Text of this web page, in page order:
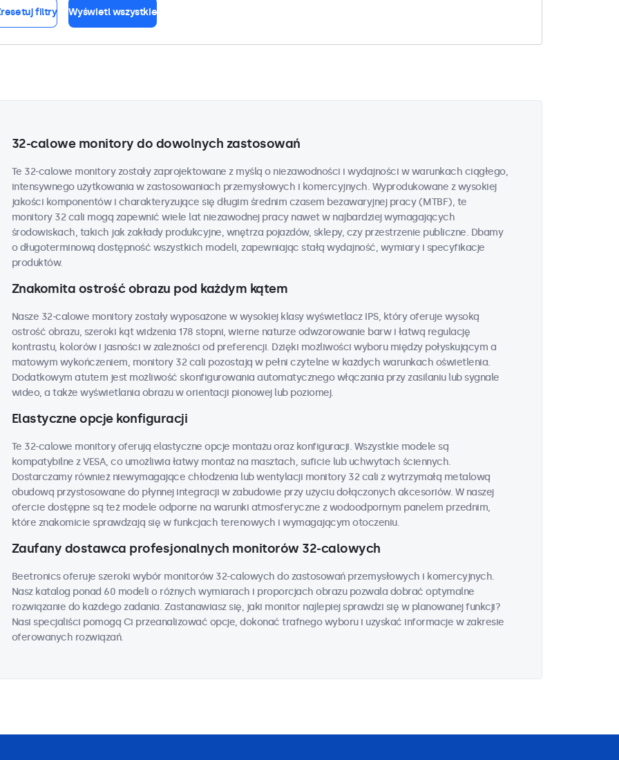
filtry Wyświetl wszystkie
32-calowe monitory do dowolnych zastosowań
Te 32-calowe monitory zostały zaprojektowane z myślą o niezawodności i wydajności w warunkach ciągłego,
intensywnego użytkowania w zastosowaniach przemysłowych i komercyjnych. Wyprodukowane z wysokiej
jakości komponentów i charakteryzujące się długim średnim czasem bezawaryjnej pracy (MTBF), te
monitory 32 cali mogą zapewnić wiele lat niezawodnej pracy nawet w najbardziej wymagających
środowiskach, takich jak zakłady produkcyjne, wnętrza pojazdów, sklepy, czy przestrzenie publiczne. Dbamy
o długoterminową dostępność wszystkich modeli, zapewniając stałą wydajność, wymiary i specyfikacje
produktów.
Znakomita ostrość obrazu pod każdym kątem
Nasze 32-calowe monitory zostały wyposażone w wysokiej klasy wyświetlacz IPS, który oferuje wysoką
ostrość obrazu, szeroki kąt widzenia 178 stopni, wierne naturze odwzorowanie barw i łatwą regulację
kontrastu, kolorów i jasności w zależności od preferencji. Dzięki możliwości wyboru między połyskującym a
matowym wykończeniem, monitory 32 cali pozostają w pełni czytelne w każdych warunkach oświetlenia.
Dodatkowym atutem jest możliwość skonfigurowania automatycznego włączania przy zasilaniu lub sygnale
wideo, a także wyświetlania obrazu w orientacji pionowej lub poziomej.
Elastyczne opcje konfiguracji
Te 32-calowe monitory oferują elastyczne opcje montażu oraz konfiguracji. Wszystkie modele są
kompatybilne z VESA, co umożliwia łatwy montaż na masztach, suficie lub uchwytach ściennych.
Dostarczamy również niewymagające chłodzenia lub wentylacji monitory 32 cali z wytrzymałą metalową
obudową przystosowane do płynnej integracji w zabudowie przy użyciu dołączonych akcesoriów. W naszej
ofercie dostępne są też modele odporne na warunki atmosferyczne z wodoodpornym panelem przednim,
które znakomicie sprawdzają się w funkcjach terenowych i wymagającym otoczeniu.
Zaufany dostawca profesjonalnych monitorów 32-calowych
Beetronics oferuje szeroki wybór monitorów 32-calowych do zastosowań przemysłowych i komercyjnych.
Nasz katalog ponad 60 modeli o różnych wymiarach i proporcjach obrazu pozwala dobrać optymalne
rozwiązanie do każdego zadania. Zastanawiasz się, jaki monitor najlepiej sprawdzi się w planowanej funkcji?
Nasi specjaliści pomogą Ci przeanalizować opcje, dokonać trafnego wyboru i uzyskać informacje w zakresie
oferowanych rozwiązań.